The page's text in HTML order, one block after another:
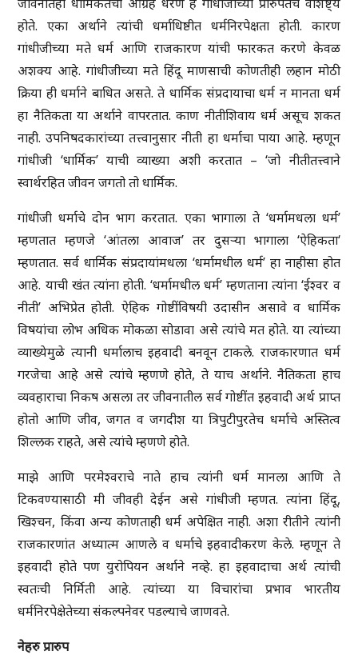
होते. एका अर्थाने त्यांची धर्माधिष्ठीत धर्मनिरपेक्षता होती. कारण
गांधीजीच्या मते धर्म आणि राजकारण यांची फारकत करणे केवळ
अशक्य आहे. गांधीजीच्या मते हिंदू माणसाची कोणतीही लहान मोठी
क्रिया ही धर्माने बाधित असते. ते धार्मिक संप्रदायाचा धर्म न मानता धर्म
हा नैतिकता या अर्थाने वापरतात. काण नीतीशिवाय धर्म असूच शकत
नाही. उपनिषदकारांच्या तत्त्वानुसार नीती हा धर्माचा पाया आहे. म्हणून
गांधीजी ‘धार्मिक’ याची व्याख्या अशी करतात – ‘जो नीतीतत्त्वाने
स्वार्थरहित जीवन जगतो तो धार्मिक.
गांधीजी धर्माचे दोन भाग करतात. एका भागाला ते ‘धर्मामधला धर्म’
म्हणतात म्हणजे ‘आंतला आवाज’ तर दुसऱ्या भागाला ‘ऐहिकता‘
म्हणतात. सर्व धार्मिक संप्रदायांमधला ‘धर्मामधील धर्म’ हा नाहीसा होत
आहे. याची खंत त्यांना होती. ‘धर्मामधील धर्म’ म्हणताना त्यांना ‘ईश्वर व
नीती’ अभिप्रेत होती. ऐहिक गोष्टींविषयी उदासीन असावे व धार्मिक
विषयांचा लोभ अधिक मोकळा सोडावा असे त्यांचे मत होते. या त्यांच्या
व्याख्येमुळे त्यानी धर्मालाच इहवादी बनवून टाकले. राजकारणात धर्म
गरजेचा आहे असे त्यांचे म्हणणे होते, ते याच अर्थाने. नैतिकता हाच
व्यवहाराचा निकष असला तर जीवनातील सर्व गोष्टींत इहवादी अर्थ प्राप्त
होतो आणि जीव, जगत व जगदीश या त्रिपुटीपुरतेच धर्माचे अस्तित्व
शिल्लक राहते, असे त्यांचे म्हणणे होते.
माझे आणि परमेश्वराचे नाते हाच त्यांनी धर्म मानला आणि ते
टिकवण्यासाठी मी जीवही देईन असे गांधीजी म्हणत. त्यांना हिंदू,
खिश्चन, किंवा अन्य कोणताही धर्म अपेक्षित नाही. अशा रीतीने त्यांनी
राजकारणांत अध्यात्म आणले व धर्माचे इहवादीकरण केले. म्हणून ते
इहवादी होते पण युरोपियन अर्थाने नव्हे. हा इहवादाचा अर्थ त्यांची
स्वतःची निर्मिती आहे. त्यांच्या या विचारांचा प्रभाव भारतीय
धर्मनिरपेक्षेतेच्या संकल्पनेवर पडल्याचे जाणवते.
नेहरु प्रारुप